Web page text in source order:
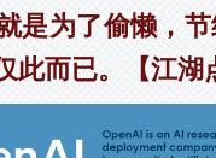
是为了偷懒，
此而已。【江湖